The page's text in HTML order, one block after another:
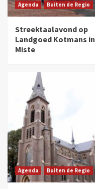
Agenda Buiten de Regio
Streektaalavond op
Landgoed Kotmans in
Miste
Agenda Buiten de Regio